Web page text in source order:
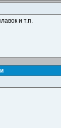
и т.п.